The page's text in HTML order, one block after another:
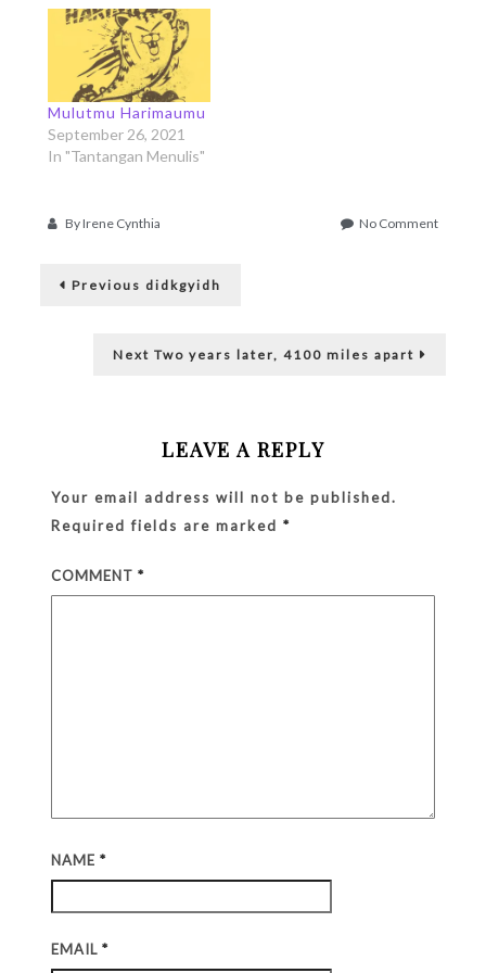
Mulutmu Harimaumu
September 26, 2021
In "Tantangan Menulis"
ByIrene Cynthia No Commenton
Post
Previous Previous
didkgyidh
Next Next
Two years later, 4100 miles apart
LEAVE A REPLY
Your email address will not be published.
Required fields are marked*
COMMENT*
NAME*
EMAIL*